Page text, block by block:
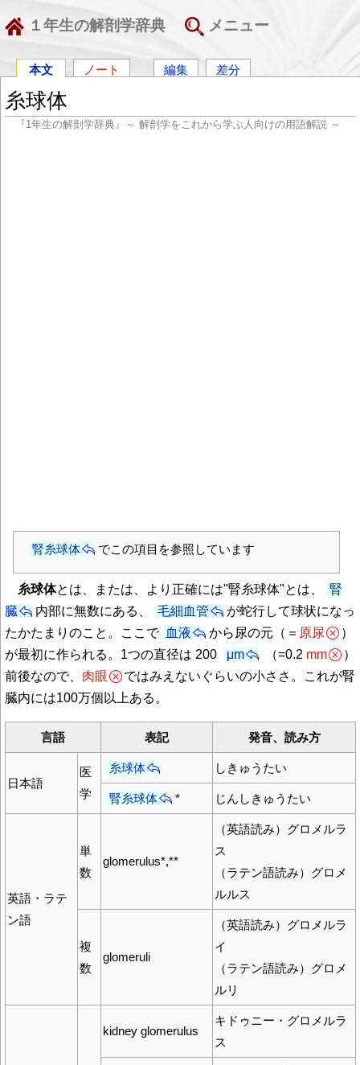
１年生の解剖学辞典 メニュー
本文 ノート 編集 差分
糸球体
『1年生の解剖学辞典』～ 解剖学をこれから学ぶ人向けの用語解説 ～
腎糸球体 でこの項目を参照しています
糸球体とは、または、より正確には"腎糸球体"とは、
腎
臓
内部に無数にある、 毛細血管
が蛇行して球状になっ
たかたまりのこと。ここで 血液 から尿の元（＝ 原尿
）
が最初に作られる。1つの直径は 200
μm （=0.2 mm
）
前後なので、 肉眼
ではみえないぐらいの小ささ。これが腎
臓内には100万個以上ある。
言語 表記 発音、読み方
日本語
医
学
糸球体 しきゅうたい
腎糸球体 * じんしきゅうたい
英語・ラテ
ン語
単
数
glomerulus*,**
（英語読み）グロメルラ
ス
（ラテン語読み）グロメ
ルルス
複
数
glomeruli
（英語読み）グロメルラ
イ
（ラテン語読み）グロメ
ルリ
kidney glomerulus
キドゥニー・グロメルラ
ス